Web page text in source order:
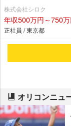
株式会社シロク
年収500万円～750
正社員 / 東京都
オリコンニュ